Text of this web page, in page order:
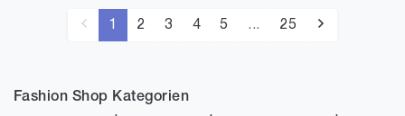
1 2 3 4 5 ... 25
Fashion Shop Kategorien